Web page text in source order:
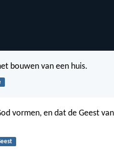
bouwen van een huis.
vormen, en dat de Geest